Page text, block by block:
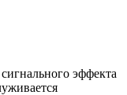
эффекта